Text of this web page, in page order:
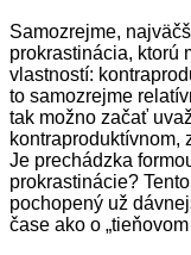
Samozrejme,
prokrastinácia, ktorú
vlastností:
to samozrejme
tak možno začať
kontraproduktívnom,
Je prechádzka
prokrastinácie?
pochopený už
čase ako o